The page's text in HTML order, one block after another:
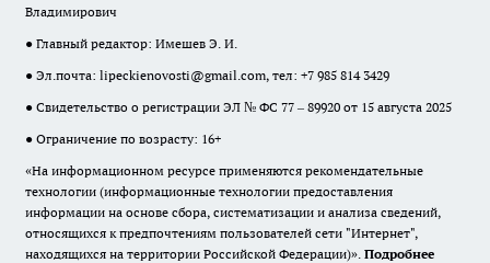
Владимирович
● Главный редактор: Имешев Э. И.
● Эл.почта: lipeckienovosti@gmail.com, тел: +7 985 814 3429
● Свидетельство о регистрации ЭЛ № ФС 77 – 89920 от 15 августа 2025
● Ограничение по возрасту: 16+
«На информационном ресурсе применяются рекомендательные
технологии (информационные технологии предоставления
информации на основе сбора, систематизации и анализа сведений,
относящихся к предпочтениям пользователей сети "Интернет",
находящихся на территории Российской Федерации)». Подробнее